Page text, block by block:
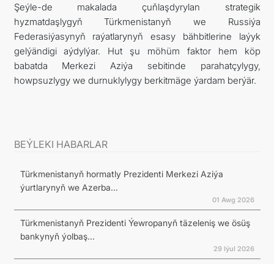
Şeýle-de makalada çuňlaşdyrylan strategik
hyzmatdaşlygyň Türkmenistanyň we Russiýa
Federasiýasynyň raýatlarynyň esasy bähbitlerine laýyk
gelýändigi aýdylýar. Hut şu möhüm faktor hem köp
babatda Merkezi Aziýa sebitinde parahatçylygy,
howpsuzlygy we durnuklylygy berkitmäge ýardam berýär.
BEÝLEKI HABARLAR
Türkmenistanyň hormatly Prezidenti Merkezi Aziýa
ýurtlarynyň we Azerba...
01 Awg 2026
Türkmenistanyň Prezidenti Ýewropanyň täzeleniş we ösüş
bankynyň ýolbaş...
29 Iýul 2026